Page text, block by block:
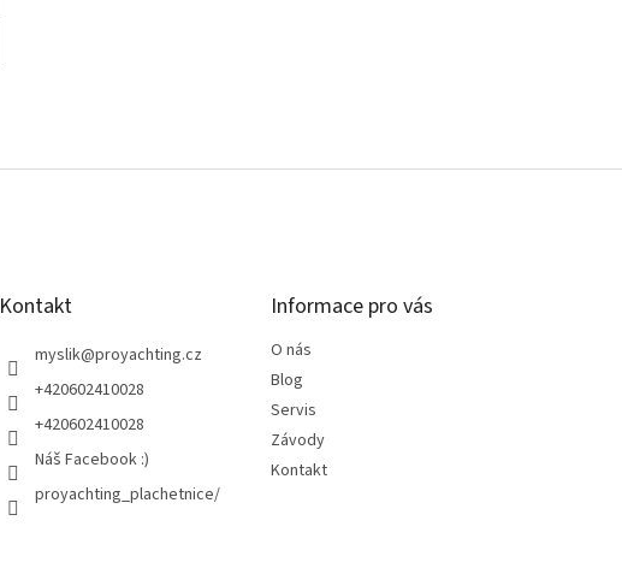
Kontakt
myslik@proyachting.cz
+420602410028
+420602410028
Náš Facebook :)
proyachting_plachetnice/
Informace pro vás
O nás
Blog
Servis
Závody
Kontakt